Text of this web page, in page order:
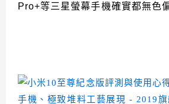
Pro+等三星螢幕手機確實都無色